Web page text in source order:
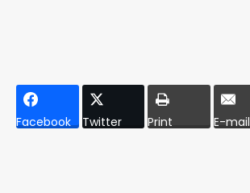
Facebook Twitter Print E-mail